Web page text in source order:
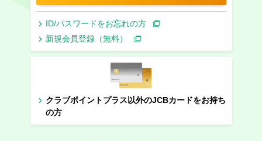
ID/パスワードをお忘れの方
新規会員登録（無料）
クラブポイントプラス以外のJCBカードをお持ち
の方